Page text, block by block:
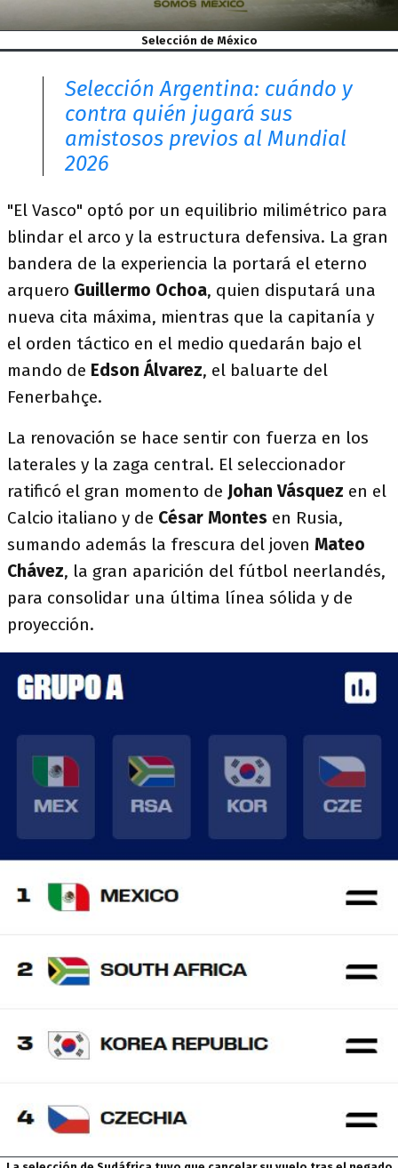
Selección de México
Selección Argentina: cuándo y
contra quién jugará sus
amistosos previos al Mundial
2026
"El Vasco" optó por un equilibrio milimétrico para
blindar el arco y la estructura defensiva. La gran
bandera de la experiencia la portará el eterno
arquero Guillermo Ochoa, quien disputará una
nueva cita máxima, mientras que la capitanía y
el orden táctico en el medio quedarán bajo el
mando de Edson Álvarez, el baluarte del
Fenerbahçe.
La renovación se hace sentir con fuerza en los
laterales y la zaga central. El seleccionador
ratificó el gran momento de Johan Vásquez en el
Calcio italiano y de César Montes en Rusia,
sumando además la frescura del joven Mateo
Chávez, la gran aparición del fútbol neerlandés,
para consolidar una última línea sólida y de
proyección.